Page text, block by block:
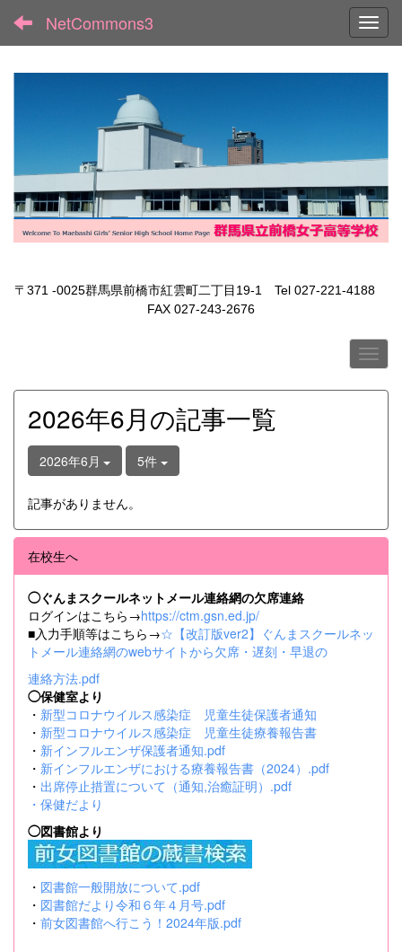
NetCommons3
〒371 -0025群馬県前橋市紅雲町二丁目19-1 Tel 027-221-4188
FAX 027-243-2676
2026年6月の記事一覧
2026年6月 5件
記事がありません。
在校生へ
◯ぐんまスクールネットメール連絡網の欠席連絡
ログインはこちら→https://ctm.gsn.ed.jp/
■入力手順等はこちら→☆【改訂版ver2】ぐんまスクールネッ
トメール連絡網のwebサイトから欠席・遅刻・早退の
連絡方法.pdf
◯保健室より
・ 新型コロナウイルス感染症 児童生徒保護者通知
・ 新型コロナウイルス感染症 児童生徒療養報告書
・ 新インフルエンザ保護者通知.pdf
・ 新インフルエンザにおける療養報告書（2024）.pdf
・ 出席停止措置について（通知,治癒証明）.pdf
・ 保健だより
◯図書館より
・ 図書館一般開放について.pdf
・ 図書館だより令和６年４月号.pdf
・ 前女図書館へ行こう！2024年版.pdf